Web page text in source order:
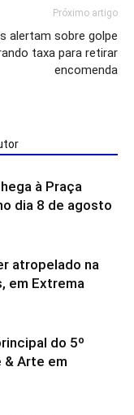
Próximo artigo
alertam sobre golpe
taxa para retirar
encomenda
à Praça
dia 8 de agosto
atropelado na
em Extrema
do 5º
& Arte em